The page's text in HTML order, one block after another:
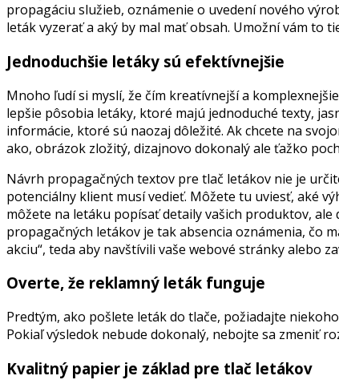
propagáciu služieb, oznámenie o uvedení nového
leták vyzerať a aký by mal mať obsah. Umožní vám to
Jednoduchšie letáky sú efektívnejšie
Mnoho ľudí si myslí, že čím kreatívnejší a
lepšie pôsobia letáky, ktoré majú jednoduché texty,
informácie, ktoré sú naozaj dôležité. Ak chcete na
ako, obrázok zložitý, dizajnovo dokonalý ale ťažko
Návrh propagačných textov pre tlač letákov nie je
potenciálny klient musí vedieť. Môžete tu uviesť, aké
môžete na letáku popísať detaily vašich produktov,
propagačných letákov je tak absencia oznámenia, čo
akciu“, teda aby navštívili vaše webové stránky alebo
Overte, že reklamný leták funguje
Predtým, ako pošlete leták do tlače, požiadajte
Pokiaľ výsledok nebude dokonalý, nebojte sa zmeniť
Kvalitný papier je základ pre tlač letákov